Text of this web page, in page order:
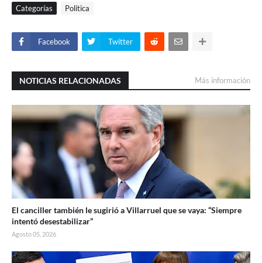
Categorías Politica
Facebook Twitter
NOTICIAS RELACIONADAS Más información
El canciller también le sugirió a Villarruel que se vaya: “Siempre
intentó desestabilizar”
Agosto 05, 2026